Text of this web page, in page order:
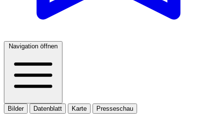
Navigation öffnen
Bilder Datenblatt Karte Presseschau